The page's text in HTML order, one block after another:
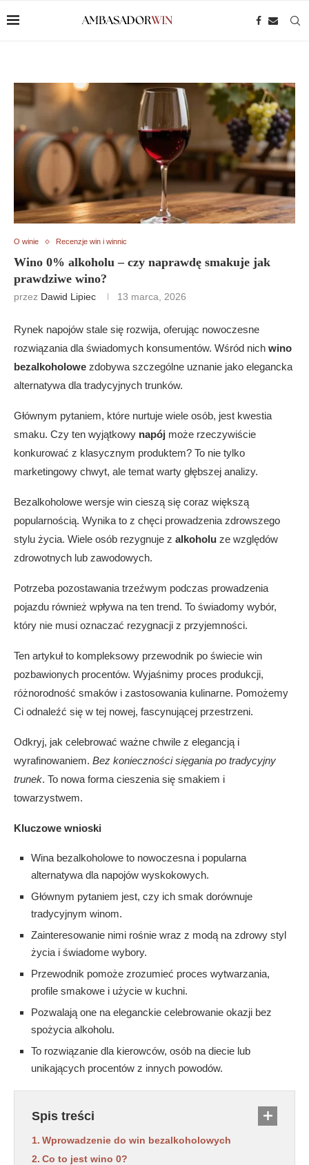
O winie Recenzje win i winnic
Wino 0% alkoholu – czy naprawdę smakuje jak
prawdziwe wino?
przez Dawid Lipiec 13 marca, 2026
Rynek napojów stale się rozwija, oferując nowoczesne
rozwiązania dla świadomych konsumentów. Wśród nich wino
bezalkoholowe zdobywa szczególne uznanie jako elegancka
alternatywa dla tradycyjnych trunków.
Głównym pytaniem, które nurtuje wiele osób, jest kwestia
smaku. Czy ten wyjątkowy napój może rzeczywiście
konkurować z klasycznym produktem? To nie tylko
marketingowy chwyt, ale temat warty głębszej analizy.
Bezalkoholowe wersje win cieszą się coraz większą
popularnością. Wynika to z chęci prowadzenia zdrowszego
stylu życia. Wiele osób rezygnuje z alkoholu ze względów
zdrowotnych lub zawodowych.
Potrzeba pozostawania trzeźwym podczas prowadzenia
pojazdu również wpływa na ten trend. To świadomy wybór,
który nie musi oznaczać rezygnacji z przyjemności.
Ten artykuł to kompleksowy przewodnik po świecie win
pozbawionych procentów. Wyjaśnimy proces produkcji,
różnorodność smaków i zastosowania kulinarne. Pomożemy
Ci odnaleźć się w tej nowej, fascynującej przestrzeni.
Odkryj, jak celebrować ważne chwile z elegancją i
wyrafinowaniem. Bez konieczności sięgania po tradycyjny
trunek. To nowa forma cieszenia się smakiem i
towarzystwem.
Kluczowe wnioski
Wina bezalkoholowe to nowoczesna i popularna
alternatywa dla napojów wyskokowych.
Głównym pytaniem jest, czy ich smak dorównuje
tradycyjnym winom.
Zainteresowanie nimi rośnie wraz z modą na zdrowy styl
życia i świadome wybory.
Przewodnik pomoże zrozumieć proces wytwarzania,
profile smakowe i użycie w kuchni.
Pozwalają one na eleganckie celebrowanie okazji bez
spożycia alkoholu.
To rozwiązanie dla kierowców, osób na diecie lub
unikających procentów z innych powodów.
Spis treści
Wprowadzenie do win bezalkoholowych
Co to jest wino 0?